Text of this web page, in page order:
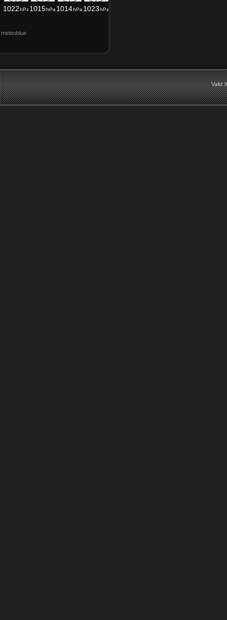
meteoblue
Valid